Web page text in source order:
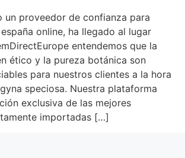
un proveedor de confianza para
online, ha llegado al lugar
entendemos que la
ético y la pureza botánica son
para nuestros clientes a la hora
speciosa. Nuestra plataforma
exclusiva de las mejores
importadas […]